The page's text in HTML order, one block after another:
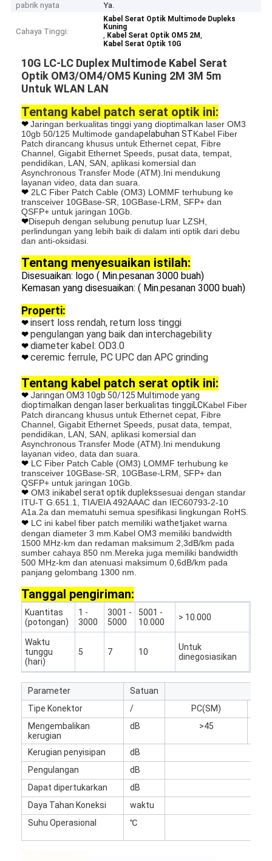
Rumah
Produk
Tentang kita
Wisata pabrik
Kontrol kualitas
Hubungi kami
Berita
Semua Kasus
Blog
ngobrol sekarang
kabel patch serat mtp mpo
Kabel Patch Serat Optik
pabrik nyata
Ya.
Cahaya Tinggi:
Kabel Serat Optik Multimode Dupleks
Kuning
, Kabel Serat Optik OM5 2M,
Kabel Serat Optik 10G
10G LC-LC Duplex Multimode Kabel Serat
Optik OM3/OM4/OM5 Kuning 2M 3M 5m
Untuk WLAN LAN
Tentang kabel patch serat optik ini:
❤ Jaringan berkualitas tinggi yang dioptimalkan laser OM3
10gb 50/125 Multimode gandapelabuhan STKabel Fiber
Patch dirancang khusus untuk Ethernet cepat, Fibre
Channel, Gigabit Ethernet Speeds, pusat data, tempat,
pendidikan, LAN, SAN, aplikasi komersial dan
Asynchronous Transfer Mode (ATM).Ini mendukung
layanan video, data dan suara.
❤ 2LC Fiber Patch Cable (OM3) LOMMF terhubung ke
transceiver 10GBase-SR, 10GBase-LRM, SFP+ dan
QSFP+ untuk jaringan 10Gb.
❤Disepuh dengan selubung penutup luar LZSH,
perlindungan yang lebih baik di dalam inti optik dari debu
dan anti-oksidasi.
Tentang menyesuaikan istilah:
Disesuaikan: logo ( Min.pesanan 3000 buah)
Kemasan yang disesuaikan: ( Min.pesanan 3000 buah)
Properti:
❤ insert loss rendah, return loss tinggi
❤ pengulangan yang baik dan interchagebility
❤ diameter kabel: OD3.0
❤ ceremic ferrule, PC UPC dan APC grinding
Tentang kabel patch serat optik ini:
❤ Jaringan OM3 10gb 50/125 Multimode yang
dioptimalkan dengan laser berkualitas tinggiLCKabel Fiber
Patch dirancang khusus untuk Ethernet cepat, Fibre
Channel, Gigabit Ethernet Speeds, pusat data, tempat,
pendidikan, LAN, SAN, aplikasi komersial dan
Asynchronous Transfer Mode (ATM).Ini mendukung
layanan video, data dan suara.
❤ LC Fiber Patch Cable (OM3) LOMMF terhubung ke
transceiver 10GBase-SR, 10GBase-LRM, SFP+ dan
QSFP+ untuk jaringan 10Gb.
❤ OM3 inikabel serat optik duplekssesuai dengan standar
ITU-T G.651.1, TIA/EIA 492AAAC dan IEC60793-2-10
A1a.2a dan mematuhi semua spesifikasi lingkungan RoHS.
❤ LC ini kabel fiber patch memiliki wathetjaket warna
dengan diameter 3 mm.Kabel OM3 memiliki bandwidth
1500 MHz-km dan redaman maksimum 2,3dB/km pada
sumber cahaya 850 nm.Mereka juga memiliki bandwidth
500 MHz-km dan atenuasi maksimum 0,6dB/km pada
panjang gelombang 1300 nm.
Tanggal pengiriman:
Kuantitas
(potongan)
1 -
3000
3001 -
5000
5001 -
10.000
> 10.000
Waktu
tunggu
(hari)
5 7 10
Untuk
dinegosiasikan
Parameter
Satuan
Tipe Konektor
/ PC(SM)
Mengembalikan
kerugian
dB >45
Kerugian penyisipan
dB
Pengulangan
dB
Dapat dipertukarkan
dB
Daya Tahan Koneksi
waktu
Suhu Operasional
℃